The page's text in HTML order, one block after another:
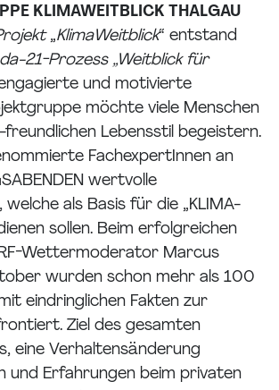
KLIMAWEITBLICK THALGAU
„KlimaWeitblick“ entstand
21-Prozess „Weitblick für
und motivierte
möchte viele Menschen
freundlichen Lebensstil begeistern.
FachexpertInnen an
wertvolle
als Basis für die „KLIMA-
sollen. Beim erfolgreichen
Wettermoderator Marcus
wurden schon mehr als 100
eindringlichen Fakten zur
Ziel des gesamten
eine Verhaltensänderung
und Erfahrungen beim privaten